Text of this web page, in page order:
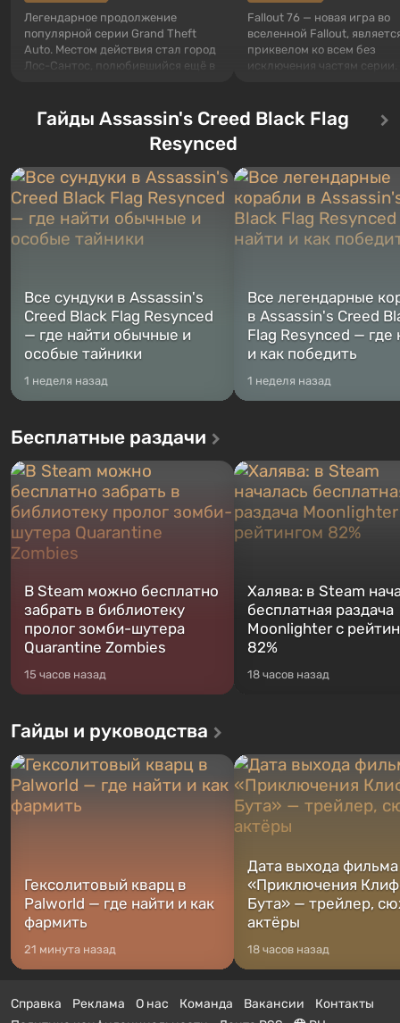
Легендарное продолжение
популярной серии Grand Theft
Auto. Местом действия стал город
Лос-Сантос, полюбившийся ещё в
сразу трех персонажей: Майкла,
Тревора и Франклина, между
Жанр и...
Fallout 76 — новая игра во
вселенной Fallout,
приквелом ко всем без
исключения частям серии.
Оно же, по задумке
Vault-Tec, должно
Место действия Fallout...
Гайды Assassin's Creed Black Flag
Resynced
Все сундуки в Assassin's
Creed Black Flag Resynced
— где найти обычные и
особые тайники
1 неделя назад
Все легендарные
в Assassin's Creed
Flag Resynced — где
и как победить
1 неделя назад
Бесплатные раздачи
В Steam можно бесплатно
забрать в библиотеку
пролог зомби-шутера
Quarantine Zombies
15 часов назад
Халява: в Steam
бесплатная раздача
Moonlighter с
82%
18 часов назад
Гайды и руководства
Гексолитовый кварц в
Palworld — где найти и как
фармить
21 минута назад
Дата выхода фильма
«Приключения
Бута» — трейлер,
актёры
18 часов назад
Справка Реклама О нас Команда Вакансии
Контакты